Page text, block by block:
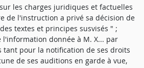
les charges juridiques et factuelles
de l'instruction a privé sa décision de
textes et principes susvisés " ;
donnée à M. X... par
tant pour la notification de ses droits
de ses auditions en garde à vue,